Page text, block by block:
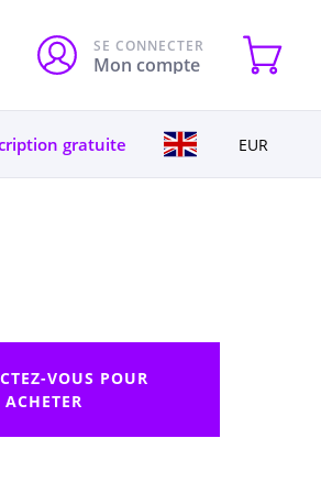
SE CONNECTER
Mon compte
gratuite EUR
VOUS POUR
ACHETER